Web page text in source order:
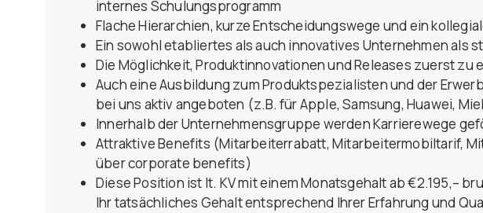
internes Schulungsprogramm
Flache Hierarchien, kurze Entscheidungswege und ein
Ein sowohl etabliertes als auch innovatives Unternehmen als
Die Möglichkeit, Produktinnovationen und Releases zuerst zu
Auch eine Ausbildung zum Produktspezialisten und der
bei uns aktiv angeboten (z.B. für Apple, Samsung, Huawei,
Innerhalb der Unternehmensgruppe werden Karrierewege
Attraktive Benefits (Mitarbeiterrabatt, Mitarbeitermobiltarif,
über corporate benefits)
Diese Position ist lt. KV mit einem Monatsgehalt ab €2.195,–
Ihr tatsächliches Gehalt entsprechend Ihrer Erfahrung und